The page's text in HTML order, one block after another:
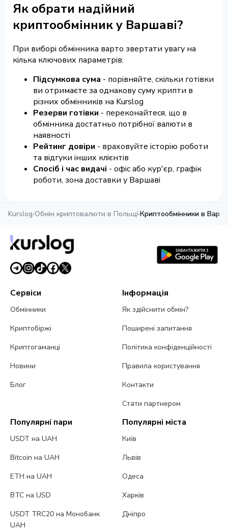
Як обрати надійний
криптообмінник у Варшаві?
При виборі обмінника варто звертати увагу на
кілька ключових параметрів:
Підсумкова сума - порівняйте, скільки готівки
ви отримаєте за однакову суму крипти в
різних обмінників на Kurslog
Резерви готівки - переконайтеся, що в
обмінника достатньо потрібної валюти в
наявності
Рейтинг довіри - враховуйте історію роботи
та відгуки інших клієнтів
Спосіб і час видачі - офіс або кур'єр, графік
роботи, зона доставки у Варшаві
Kurslog›Обмін криптовалюти в Польщі›Криптообмінники в
Сервіси
Обмінники
Криптобіржі
Криптогаманці
Новини
Блог
Інформація
Як здійснити обмін?
Поширені запитання
Політика конфіденційності
Правила користування
Контакти
Стати партнером
Популярні пари
USDT на UAH
Bitcoin на UAH
ETH на UAH
BTC на USD
USDT TRC20 на Монобанк
UAH
Популярні міста
Київ
Львів
Одеса
Харків
Дніпро